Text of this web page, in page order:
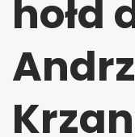
hołd